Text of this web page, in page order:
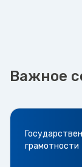
Важное
грамотности